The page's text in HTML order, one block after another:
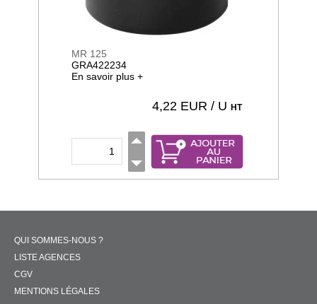
MR 125
GRA422234
En savoir plus +
4,22 EUR / U HT
QUI SOMMES-NOUS ?
LISTE AGENCES
CGV
MENTIONS LÉGALES